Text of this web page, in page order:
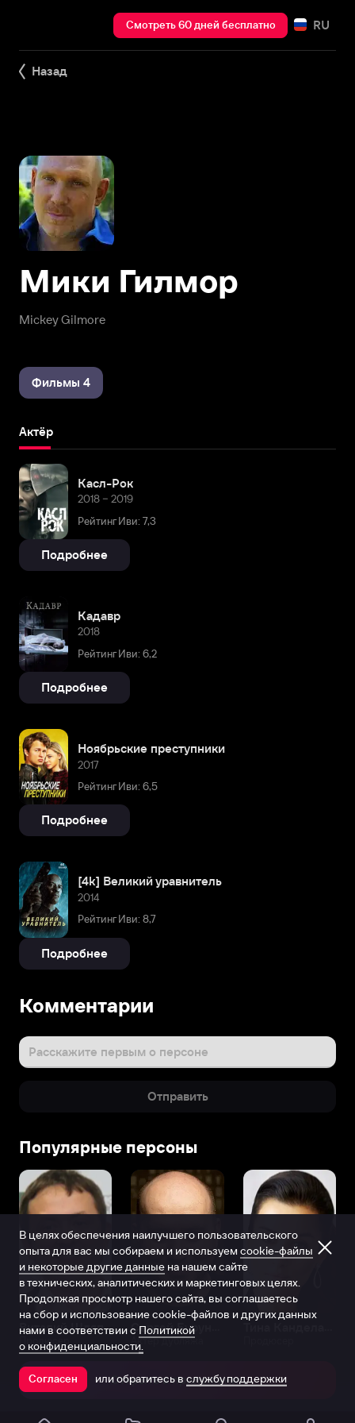
Смотреть 60 дней бесплатно RU
Назад
Mickey Gilmore
Мики Гилмор
Фильмы 4
Актёр
Касл-Рок
2018 – 2019
Рейтинг Иви: 7,3
Подробнее
Кадавр
2018
Рейтинг Иви: 6,2
Подробнее
Ноябрьские преступники
2017
Рейтинг Иви: 6,5
Подробнее
[4k] Великий уравнитель
2014
Рейтинг Иви: 8,7
Подробнее
Комментарии
Расскажите первым о персоне
Отправить
Популярные персоны
Виталий Шляппо
Продюсер Актёр дубляжа
Открыть в приложении
В целях обеспечения наилучшего пользовательского
опыта для вас мы собираем и используем cookie-файлы
и некоторые другие данные на нашем сайте
в технических, аналитических и маркетинговых целях.
Продолжая просмотр нашего сайта, вы соглашаетесь
на сбор и использование cookie-файлов и других данных
нами в соответствии с Политикой
о конфиденциальности.
Согласен или обратитесь в службу поддержки